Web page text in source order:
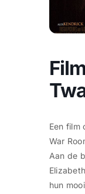
Een film
War
Aan de
hun